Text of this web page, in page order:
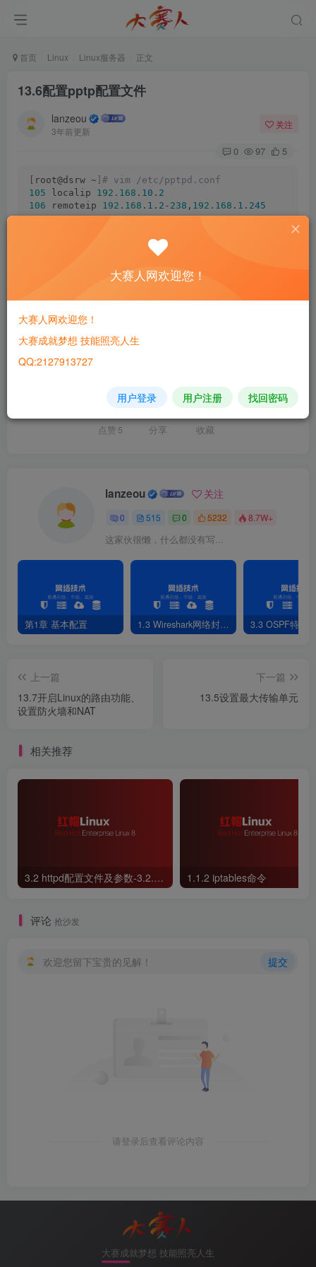
首页 Linux Linux服务器 正文
13.6配置pptp配置文件
lanzeou
3年前更新
关注
0 97 5
root@dsrw ~ ]# vim /etc/pptpd.conf
105 localip 192.168 . 10 . 2
106 remoteip 192.168 . 1 . 2 - 238 , 192.168 . 1 . 245
文章版权归作者所有，未经允许请勿转载。
点赞 5 分享 收藏
lanzeou 关注
0 515 0 5232 8.7W+
这家伙很懒，什么都没有写...
第1章 基本配置 1.3 Wireshark网络封包分析软件 3.3 OSPF特性
上一篇
13.7开启Linux的路由功能、
设置防火墙和NAT
下一篇
13.5设置最大传输单元
相关推荐
3.2 httpd配置文件及参数-3.2.2 SELinux 安全系统 1.1.2 iptables命令
评论 抢沙发
欢迎您留下宝贵的见解！ 提交
请登录后查看评论内容
大赛成就梦想 技能照亮人生
大赛人网欢迎您！
大赛人网欢迎您！
大赛成就梦想 技能照亮人生
QQ:2127913727
用户登录 用户注册 找回密码